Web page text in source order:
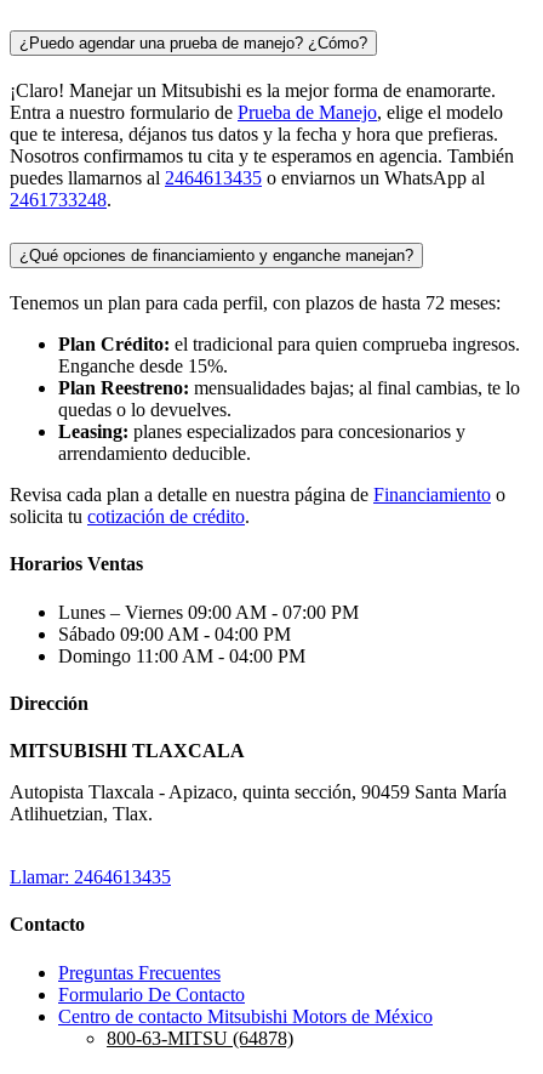
¿Puedo agendar una prueba de manejo? ¿Cómo?
¡Claro! Manejar un Mitsubishi es la mejor forma de enamorarte.
Entra a nuestro formulario de Prueba de Manejo, elige el modelo
que te interesa, déjanos tus datos y la fecha y hora que prefieras.
Nosotros confirmamos tu cita y te esperamos en agencia. También
puedes llamarnos al 2464613435 o enviarnos un WhatsApp al
2461733248.
¿Qué opciones de financiamiento y enganche manejan?
Tenemos un plan para cada perfil, con plazos de hasta 72 meses:
Plan Crédito: el tradicional para quien comprueba ingresos.
Enganche desde 15%.
Plan Reestreno: mensualidades bajas; al final cambias, te lo
quedas o lo devuelves.
Leasing: planes especializados para concesionarios y
arrendamiento deducible.
Revisa cada plan a detalle en nuestra página de Financiamiento o
solicita tu cotización de crédito.
Horarios Ventas
Lunes – Viernes 09:00 AM - 07:00 PM
Sábado 09:00 AM - 04:00 PM
Domingo 11:00 AM - 04:00 PM
Dirección
MITSUBISHI TLAXCALA
Autopista Tlaxcala - Apizaco, quinta sección, 90459 Santa María
Atlihuetzian, Tlax.
Llamar: 2464613435
Contacto
Preguntas Frecuentes
Formulario De Contacto
Centro de contacto Mitsubishi Motors de México
800-63-MITSU (64878)